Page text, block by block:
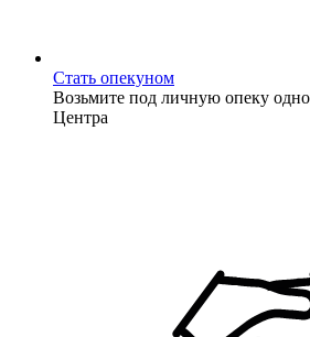
Стать опекуном
Возьмите под личную опеку
Центра